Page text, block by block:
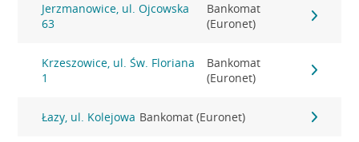
Jerzmanowice, ul. Ojcowska
63
Bankomat
(Euronet)
Krzeszowice, ul. Św. Floriana
1
Bankomat
(Euronet)
Łazy, ul. Kolejowa Bankomat (Euronet)